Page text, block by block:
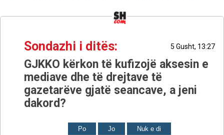
Sondazhi i ditës: 5 Gusht, 13:27
GJKKO kërkon të kufizojë aksesin e
mediave dhe të drejtave të
gazetarëve gjatë seancave, a jeni
dakord?
Po Jo Nuk e di